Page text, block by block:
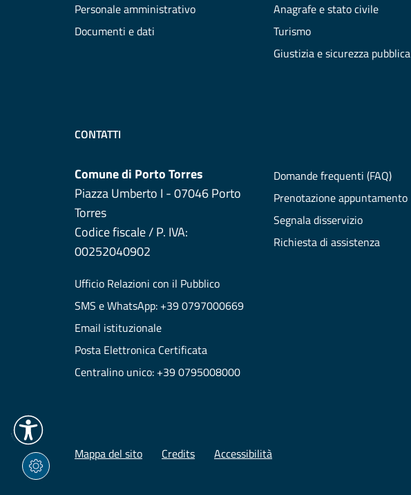
Personale amministrativo
Documenti e dati
Anagrafe e stato civile
Turismo
Giustizia e sicurezza pubblica
CONTATTI
Comune di Porto Torres
Piazza Umberto I - 07046 Porto
Torres
Codice fiscale / P. IVA:
00252040902
Ufficio Relazioni con il Pubblico
SMS e WhatsApp: +39 0797000669
Email istituzionale
Posta Elettronica Certificata
Centralino unico: +39 0795008000
Domande frequenti (FAQ)
Prenotazione appuntamento
Segnala disservizio
Richiesta di assistenza
Mappa del sito Credits Accessibilità